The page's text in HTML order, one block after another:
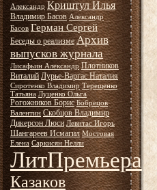
Александр Криштул Илья
Владимир Басов Александр
Басов Герман Сергей
Беседы о реализме Архив
выпусков журнала
Лисафьин Александр Плотников
Виталий Лурье-Варгас Наталия
Сиротенко Владимир Терещенко
Татьяна Луценко Ольга
Рогожников Борис Бобрецов
Валентин Скобцов Владимир
Дикерсон Люси Левитас Игорь
Шангареев Исмагил Мостовая
Елена Саркисян Нелли
ЛитПремьера
Казаков